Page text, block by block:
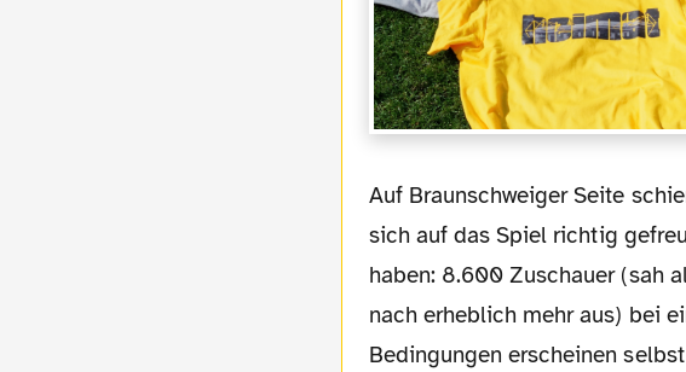
Auf Braunschweiger Seite schien man
sich auf das Spiel richtig
haben: 8.600 Zuschauer (sah
nach erheblich mehr aus) bei
Bedingungen erscheinen